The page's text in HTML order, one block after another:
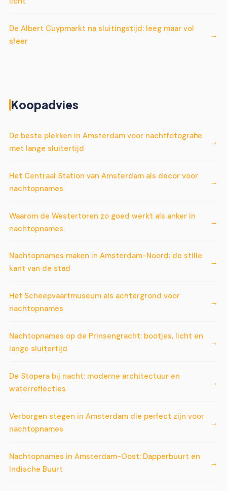
De Albert Cuypmarkt na sluitingstijd: leeg maar vol
sfeer
Koopadvies
De beste plekken in Amsterdam voor nachtfotografie
met lange sluitertijd
Het Centraal Station van Amsterdam als decor voor
nachtopnames
Waarom de Westertoren zo goed werkt als anker in
nachtopnames
Nachtopnames maken in Amsterdam-Noord: de stille
kant van de stad
Het Scheepvaartmuseum als achtergrond voor
nachtopnames
Nachtopnames op de Prinsengracht: bootjes, licht en
lange sluitertijd
De Stopera bij nacht: moderne architectuur en
waterreflecties
Verborgen stegen in Amsterdam die perfect zijn voor
nachtopnames
Nachtopnames in Amsterdam-Oost: Dapperbuurt en
Indische Buurt